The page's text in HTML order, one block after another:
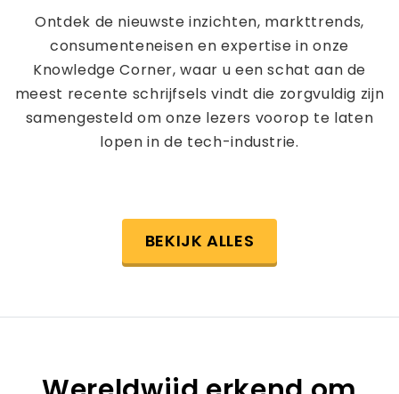
Ontdek de nieuwste inzichten, markttrends,
consumenteneisen en expertise in onze
Knowledge Corner, waar u een schat aan de
meest recente schrijfsels vindt die zorgvuldig zijn
samengesteld om onze lezers voorop te laten
lopen in de tech-industrie.
BEKIJK ALLES